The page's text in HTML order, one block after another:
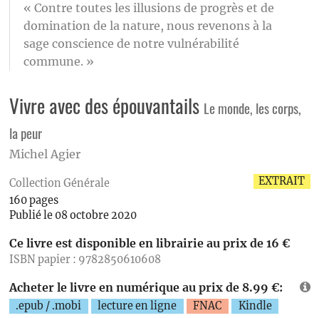
« Contre toutes les illusions de progrès et de
domination de la nature, nous revenons à la
sage conscience de notre vulnérabilité
commune. »
Vivre avec des épouvantails Le monde, les corps,
la peur
Michel Agier
EXTRAIT
Collection Générale
160 pages
Publié le 08 octobre 2020
Ce livre est disponible en librairie au prix de 16 €
ISBN papier : 9782850610608
Acheter le livre en numérique au prix de 8.99 €:
.epub / .mobi lecture en ligne FNAC
Kindle